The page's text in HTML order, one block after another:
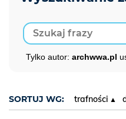
Tylko autor: archwwa.pl
SORTUJ WG: trafności